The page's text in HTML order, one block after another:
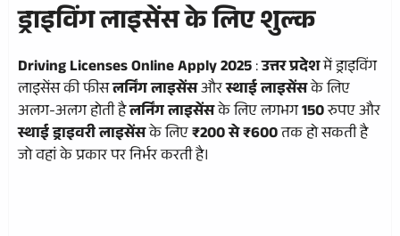
ड्राइविंग लाइसेंस के लिए शुल्क
Driving Licenses Online Apply 2025:उत्तर प्रदेशमें ड्राइविंग
लाइसेंस की फीसलर्निंग लाइसेंसऔरस्थाई लाइसेंसके लिए
अलग-अलग होती हैलर्निंग लाइसेंसके लिए लगभग150रुपए और
स्थाई ड्राइवरी लाइसेंसके लिए₹200 से ₹600तक हो सकती है
जो वहां के प्रकार पर निर्भर करती है।